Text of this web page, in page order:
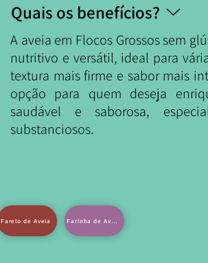
Quais os benefícios?
A aveia em Flocos Grossos sem
nutritivo e versátil, ideal para
textura mais firme e sabor mais
opção para quem deseja
saudável e saborosa,
substanciosos.
Farelo de Aveia Farinha de Aveia